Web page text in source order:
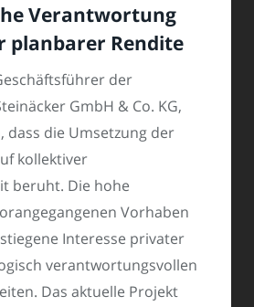
Verantwortung
planbarer Rendite
der
GmbH & Co. KG,
dass die Umsetzung der
kollektiver
beruht. Die hohe
Vorhaben
Interesse privater
verantwortungsvollen
Das aktuelle Projekt